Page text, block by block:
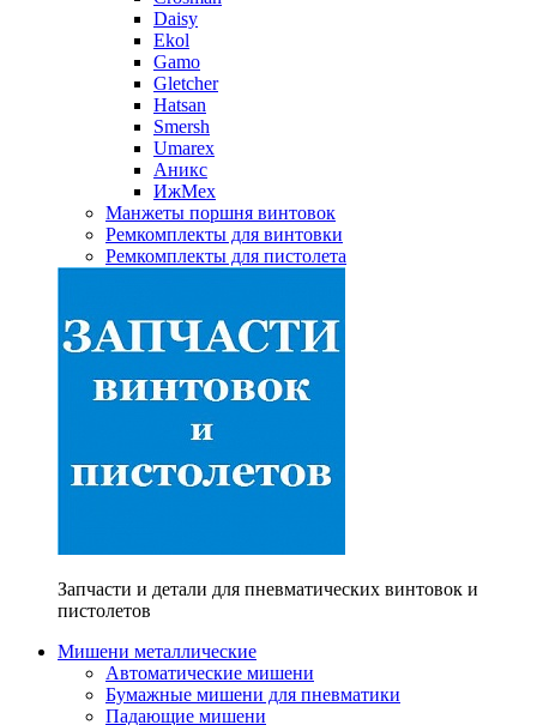
Daisy
Ekol
Gamo
Gletcher
Hatsan
Smersh
Umarex
Аникс
ИжМех
Манжеты поршня винтовок
Ремкомплекты для винтовки
Ремкомплекты для пистолета
Запчасти и детали для пневматических винтовок и
пистолетов
Мишени металлические
Автоматические мишени
Бумажные мишени для пневматики
Падающие мишени